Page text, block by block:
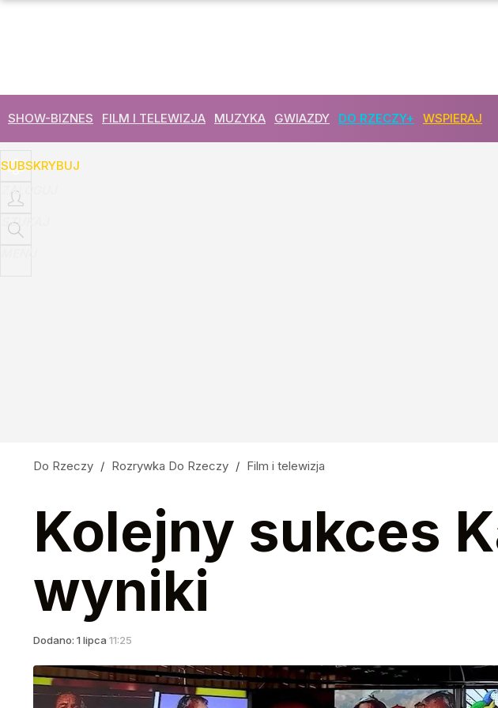
SHOW-BIZNES FILM I TELEWIZJA MUZYKA GWIAZDY DO RZECZY+ WSPIERAJ
SUBSKRYBUJ
ZALOGUJ
SZUKAJ
Do Rzeczy / Rozrywka Do Rzeczy / Film i telewizja
Kolejny sukces
wyniki
Dodano: 1 lipca 11:25